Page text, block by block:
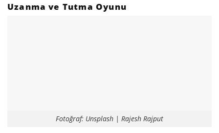
Uzanma ve Tutma Oyunu
Fotoğraf: Unsplash | Rajesh Rajput